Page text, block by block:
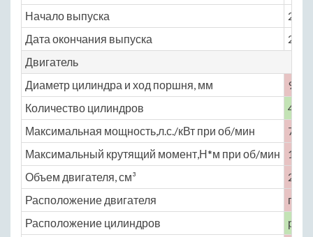
Начало выпуска
2001
Дата окончания выпуска
2016
Двигатель
Диаметр цилиндра и ход поршня, мм
94 ×
Количество цилиндров
4
Максимальная мощность,л.с./кВт при об/мин
72 /
Максимальный крутящий момент,Н*м при об/мин
152
Объем двигателя, см³
2498
Расположение двигателя
Расположение цилиндров